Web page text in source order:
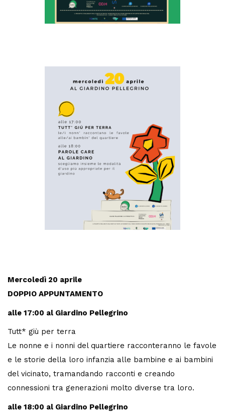
Mercoledì 20 aprile
DOPPIO APPUNTAMENTO
alle 17:00 al Giardino Pellegrino
Tutt* giù per terra
Le nonne e i nonni del quartiere racconteranno le favole
e le storie della loro infanzia alle bambine e ai bambini
del vicinato, tramandando racconti e creando
connessioni tra generazioni molto diverse tra loro.
alle 18:00 al Giardino Pellegrino